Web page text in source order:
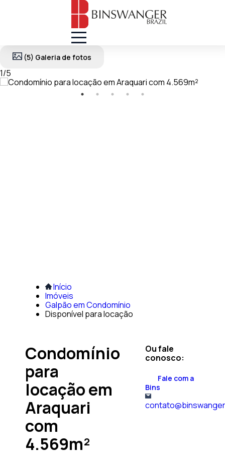
(5) Galeria de fotos
1/5
Início
Imóveis
Galpão em Condomínio
Disponível para locação
Condomínio
para
locação em
Araquari
com
4.569m²
Ou fale
conosco:
Fale com a
Bins